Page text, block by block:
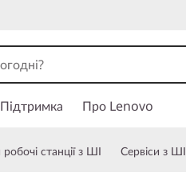
Підтримка Про Lenovo
станції з ШІ Сервіси з ШІ